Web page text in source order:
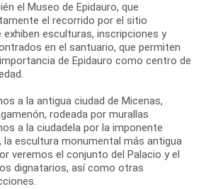
el Museo de Epidauro, que
el recorrido por el sitio
exhiben esculturas, inscripciones y
en el santuario, que permiten
de Epidauro como centro de
a la antigua ciudad de Micenas,
rodeada por murallas
a la ciudadela por la imponente
la escultura monumental más antigua
veremos el conjunto del Palacio y el
dignatarios, así como otras